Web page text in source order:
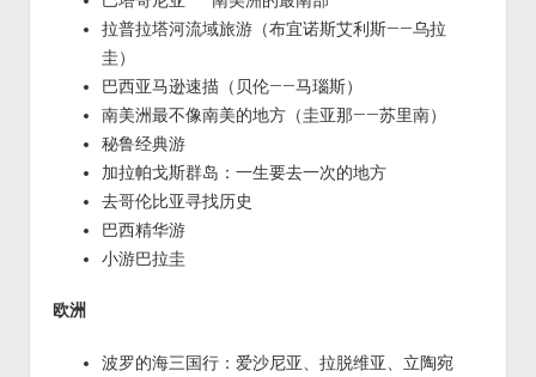
拉普拉塔河流域旅游（布宜诺斯艾利斯——乌拉
圭）
巴西亚马逊速描（贝伦——马瑙斯）
南美洲最不像南美的地方（圭亚那——苏里南）
秘鲁经典游
加拉帕戈斯群岛：一生要去一次的地方
去哥伦比亚寻找历史
巴西精华游
小游巴拉圭
欧洲
波罗的海三国行：爱沙尼亚、拉脱维亚、立陶宛